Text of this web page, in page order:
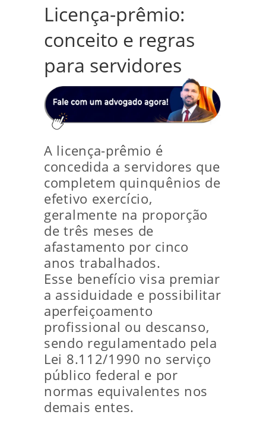
Licença-prêmio:
conceito e regras
para servidores
A licença-prêmio é
concedida a servidores que
completem quinquênios de
efetivo exercício,
geralmente na proporção
de três meses de
afastamento por cinco
anos trabalhados.
Esse benefício visa premiar
a assiduidade e possibilitar
aperfeiçoamento
profissional ou descanso,
sendo regulamentado pela
Lei 8.112/1990 no serviço
público federal e por
normas equivalentes nos
demais entes.